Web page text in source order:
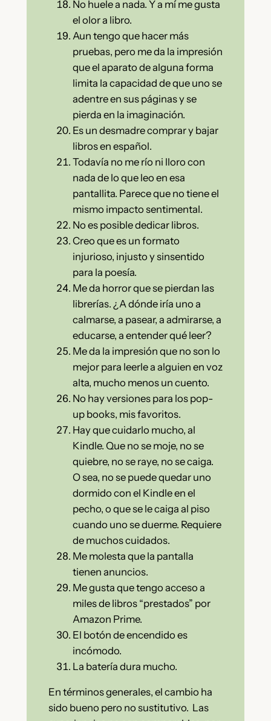
No huele a nada. Y a mí me gusta
el olor a libro.
Aun tengo que hacer más
pruebas, pero me da la impresión
que el aparato de alguna forma
limita la capacidad de que uno se
adentre en sus páginas y se
pierda en la imaginación.
Es un desmadre comprar y bajar
libros en español.
Todavía no me río ni lloro con
nada de lo que leo en esa
pantallita. Parece que no tiene el
mismo impacto sentimental.
No es posible dedicar libros.
Creo que es un formato
injurioso, injusto y sinsentido
para la poesía.
Me da horror que se pierdan las
librerías. ¿A dónde iría uno a
calmarse, a pasear, a admirarse, a
educarse, a entender qué leer?
Me da la impresión que no son lo
mejor para leerle a alguien en voz
alta, mucho menos un cuento.
No hay versiones para los pop-
up books, mis favoritos.
Hay que cuidarlo mucho, al
Kindle. Que no se moje, no se
quiebre, no se raye, no se caiga.
O sea, no se puede quedar uno
dormido con el Kindle en el
pecho, o que se le caiga al piso
cuando uno se duerme. Requiere
de muchos cuidados.
Me molesta que la pantalla
tienen anuncios.
Me gusta que tengo acceso a
miles de libros “prestados” por
Amazon Prime.
El botón de encendido es
incómodo.
La batería dura mucho.
En términos generales, el cambio ha
sido bueno pero no sustitutivo. Las